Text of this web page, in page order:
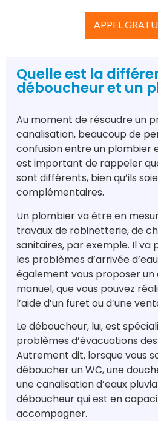
APPEL
Quelle est la
déboucheur et un
Au moment de résoudre un
canalisation, beaucoup de
confusion entre un plombier
est important de rappeler
sont différents, bien qu’ils
complémentaires.
Un plombier va être en
travaux de robinetterie, de
sanitaires, par exemple. Il va
les problèmes d’arrivée
également vous proposer
manuel, que vous pouvez
l’aide d’un furet ou d’une
Le déboucheur, lui, est
problèmes d’évacuations
Autrement dit, lorsque vous
déboucher un WC, une
une canalisation d’eaux
déboucheur qui est en
accompagner.